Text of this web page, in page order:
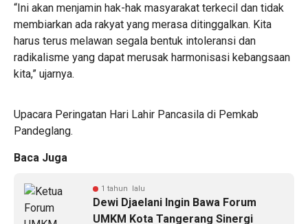
“Ini akan menjamin hak-hak masyarakat terkecil dan tidak
membiarkan ada rakyat yang merasa ditinggalkan. Kita
harus terus melawan segala bentuk intoleransi dan
radikalisme yang dapat merusak harmonisasi kebangsaan
kita,” ujarnya.
Upacara Peringatan Hari Lahir Pancasila di Pemkab
Pandeglang.
Baca Juga
1 tahun lalu
Dewi Djaelani Ingin Bawa Forum
UMKM Kota Tangerang Sinergi